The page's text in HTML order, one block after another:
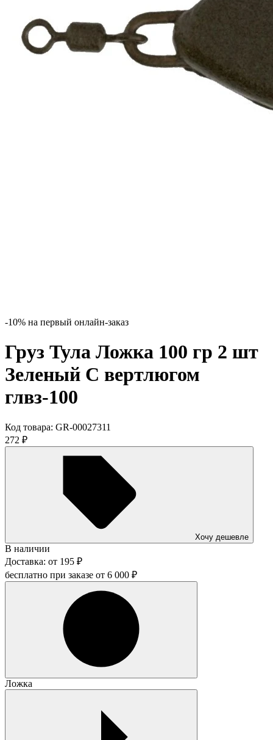
-10% на первый онлайн-заказ
Груз Тула Ложка 100 гр 2 шт
Зеленый С вертлюгом
глвз-100
Код товара: GR-00027311
272 ₽
Хочу дешевле
В наличии
Доставка: от 195 ₽
бесплатно при заказе от 6 000 ₽
Ложка